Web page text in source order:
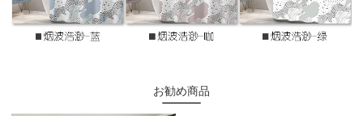
お勧め商品